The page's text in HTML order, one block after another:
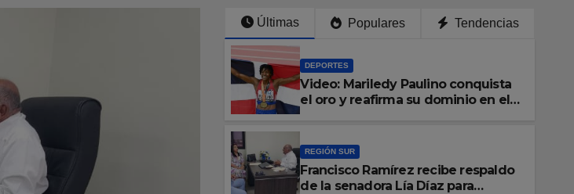
Últimas Populares Tendencias
DEPORTES
Video: Mariledy Paulino conquista
el oro y reafirma su dominio en el
REGIÓN SUR
Francisco Ramírez recibe respaldo
de la senadora Lía Díaz para